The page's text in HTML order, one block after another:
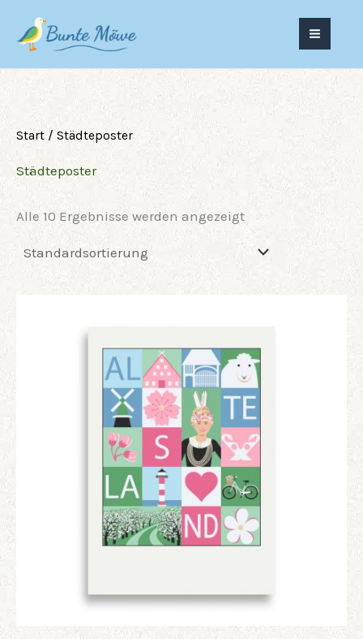
Inhalt
springen
Start / Städteposter
Städteposter
Alle 10 Ergebnisse werden angezeigt